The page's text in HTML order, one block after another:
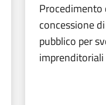
Procedimento
concessione
pubblico per